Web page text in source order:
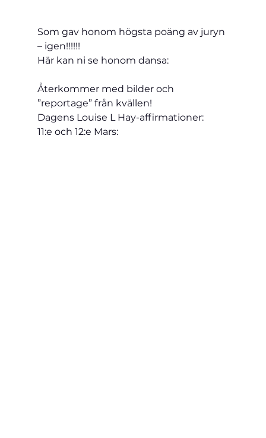
Som gav honom högsta poäng av juryn
– igen!!!!!!
Här kan ni se honom dansa:
Återkommer med bilder och
”reportage” från kvällen!
Dagens Louise L Hay-affirmationer:
11:e och 12:e Mars: